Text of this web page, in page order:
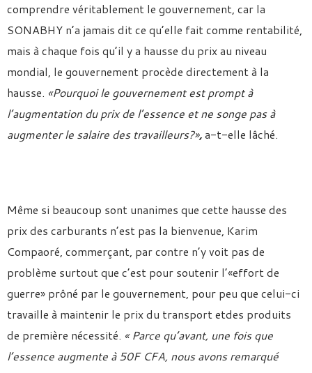
comprendre véritablement le gouvernement, car la
SONABHY n’a jamais dit ce qu’elle fait comme rentabilité,
mais à chaque fois qu’il y a hausse du prix au niveau
mondial, le gouvernement procède directement à la
hausse. «Pourquoi le gouvernement est prompt à
l’augmentation du prix de l’essence et ne songe pas à
augmenter le salaire des travailleurs?»,a-t-elle lâché.
Même si beaucoup sont unanimes que cette hausse des
prix des carburants n’est pas la bienvenue, Karim
Compaoré, commerçant, par contre n’y voit pas de
problème surtout que c’est pour soutenir l’«effort de
guerre» prôné par le gouvernement, pour peu que celui-ci
travaille à maintenir le prix du transport etdes produits
de première nécessité. « Parce qu’avant, une fois que
l’essence augmente à 50F CFA, nous avons remarqué